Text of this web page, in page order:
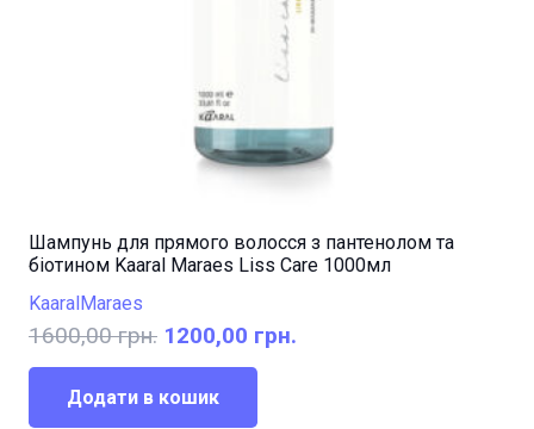
Шампунь для прямого волосся з пантенолом та
біотином Kaaral Maraes Liss Care 1000мл
Kaaral Maraes
1600,00грн. Оригінальна
ціна:
1600,00 грн..
1200,00 грн.
Додати в кошик